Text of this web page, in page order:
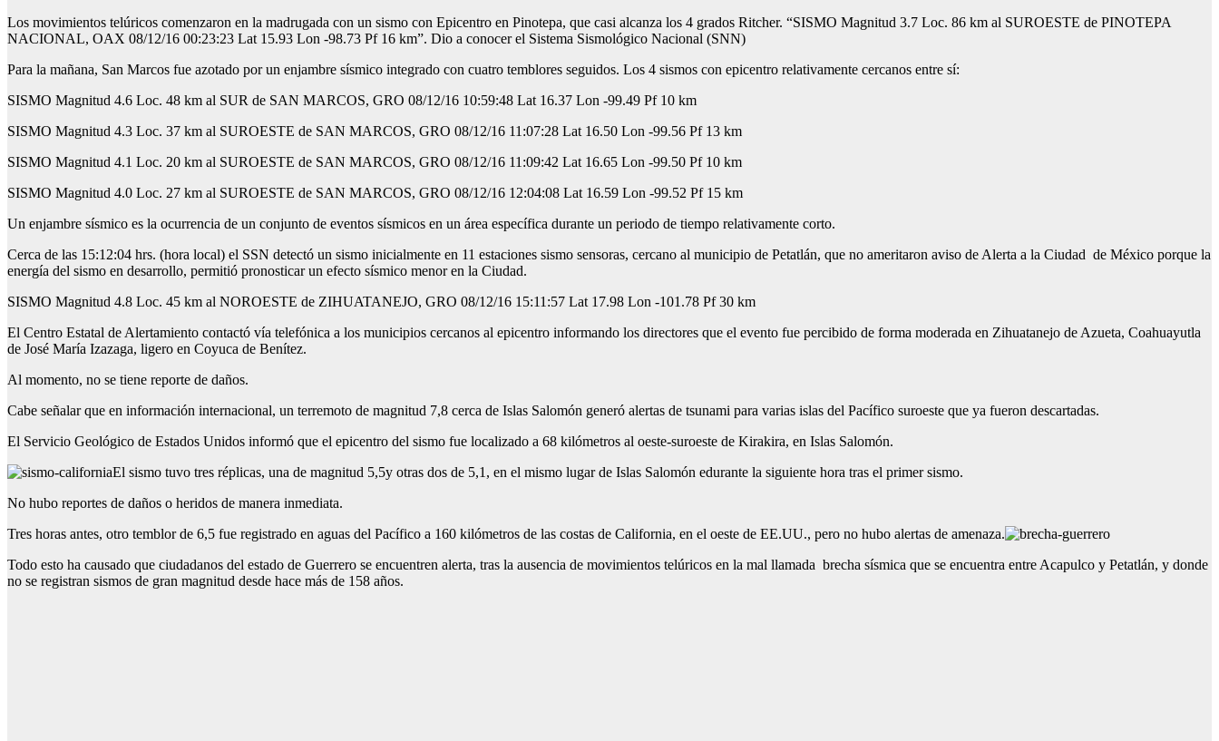
Los movimientos telúricos comenzaron en la madrugada con un sismo con Epicentro en Pinotepa, que casi alcanza los 4 grados Ritcher. “SISMO Magnitud 3.7 Loc. 86 km al SUROESTE de PINOTEPA
NACIONAL, OAX 08/12/16 00:23:23 Lat 15.93 Lon -98.73 Pf 16 km”. Dio a conocer el Sistema Sismológico Nacional (SNN)
Para la mañana, San Marcos fue azotado por un enjambre sísmico integrado con cuatro temblores seguidos. Los 4 sismos con epicentro relativamente cercanos entre sí:
SISMO Magnitud 4.6 Loc. 48 km al SUR de SAN MARCOS, GRO 08/12/16 10:59:48 Lat 16.37 Lon -99.49 Pf 10 km
SISMO Magnitud 4.3 Loc. 37 km al SUROESTE de SAN MARCOS, GRO 08/12/16 11:07:28 Lat 16.50 Lon -99.56 Pf 13 km
SISMO Magnitud 4.1 Loc. 20 km al SUROESTE de SAN MARCOS, GRO 08/12/16 11:09:42 Lat 16.65 Lon -99.50 Pf 10 km
SISMO Magnitud 4.0 Loc. 27 km al SUROESTE de SAN MARCOS, GRO 08/12/16 12:04:08 Lat 16.59 Lon -99.52 Pf 15 km
Un enjambre sísmico es la ocurrencia de un conjunto de eventos sísmicos en un área específica durante un periodo de tiempo relativamente corto.
Cerca de las 15:12:04 hrs. (hora local) el SSN detectó un sismo inicialmente en 11 estaciones sismo sensoras, cercano al municipio de Petatlán, que no ameritaron aviso de Alerta a la Ciudad de México porque la
energía del sismo en desarrollo, permitió pronosticar un efecto sísmico menor en la Ciudad.
SISMO Magnitud 4.8 Loc. 45 km al NOROESTE de ZIHUATANEJO, GRO 08/12/16 15:11:57 Lat 17.98 Lon -101.78 Pf 30 km
El Centro Estatal de Alertamiento contactó vía telefónica a los municipios cercanos al epicentro informando los directores que el evento fue percibido de forma moderada en Zihuatanejo de Azueta, Coahuayutla
de José María Izazaga, ligero en Coyuca de Benítez.
Al momento, no se tiene reporte de daños.
Cabe señalar que en información internacional, un terremoto de magnitud 7,8 cerca de Islas Salomón generó alertas de tsunami para varias islas del Pacífico suroeste que ya fueron descartadas.
El Servicio Geológico de Estados Unidos informó que el epicentro del sismo fue localizado a 68 kilómetros al oeste-suroeste de Kirakira, en Islas Salomón.
El sismo tuvo tres réplicas, una de magnitud 5,5y otras dos de 5,1, en el mismo lugar de Islas Salomón edurante la siguiente hora tras el primer sismo.
No hubo reportes de daños o heridos de manera inmediata.
Tres horas antes, otro temblor de 6,5 fue registrado en aguas del Pacífico a 160 kilómetros de las costas de California, en el oeste de EE.UU., pero no hubo alertas de amenaza.
Todo esto ha causado que ciudadanos del estado de Guerrero se encuentren alerta, tras la ausencia de movimientos telúricos en la mal llamada brecha sísmica que se encuentra entre Acapulco y Petatlán, y donde
no se registran sismos de gran magnitud desde hace más de 158 años.